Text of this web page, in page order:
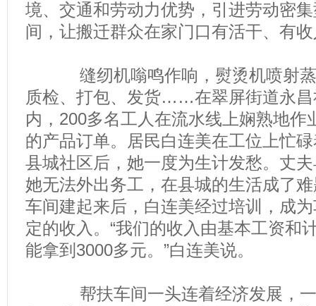
境、交通和劳动力优势，引进劳动密
间，让搬迁群众在家门口有活干、有
缝纫机嗡鸣作响，熨烫机喷射蒸
质检、打包、发货……在翠屏街道永昌
内，200多名工人在流水线上娴熟地作
的产品订单。居民白连美在工位上忙
县城社区后，她一度为生计发愁。丈
她无法外出务工，在县城的生活成了
车间建起来后，白连美经过培训，成
定的收入。“我们的收入由基本工资和
能拿到3000多元。”白连美说。
帮扶车间一头连着经济发展，一